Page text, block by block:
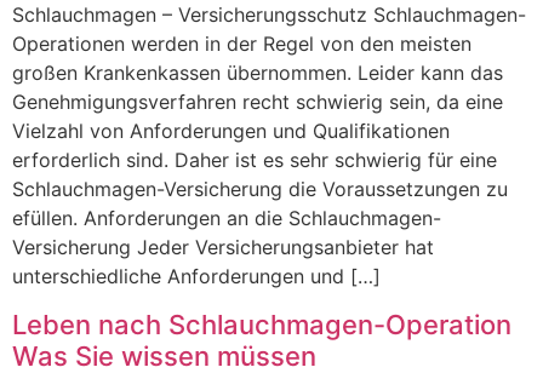
Schlauchmagen – Versicherungsschutz Schlauchmagen-
Operationen werden in der Regel von den meisten
großen Krankenkassen übernommen. Leider kann das
Genehmigungsverfahren recht schwierig sein, da eine
Vielzahl von Anforderungen und Qualifikationen
erforderlich sind. Daher ist es sehr schwierig für eine
Schlauchmagen-Versicherung die Voraussetzungen zu
efüllen. Anforderungen an die Schlauchmagen-
Versicherung Jeder Versicherungsanbieter hat
unterschiedliche Anforderungen und […]
Leben nach Schlauchmagen-Operation
Was Sie wissen müssen